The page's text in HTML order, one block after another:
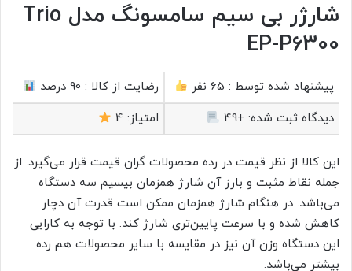
شارژر بی سیم سامسونگ مدل Trio
EP-P6300
پیشنهاد شده توسط : 65 نفر رضایت از کالا : 90 درصد
دیدگاه ثبت شده: +49 امتیاز: 4
این کالا از نظر قیمت در رده محصولات گران قیمت قرار می‌گیرد. از
جمله نقاط مثبت و بارز آن شارژ همزمان بیسیم سه دستگاه
می‌باشد. در هنگام شارژ همزمان ممکن است قدرت آن دچار
کاهش شده و با سرعت پایین‌تری شارژ کند. با توجه به کارایی
این دستگاه وزن آن نیز در مقایسه با سایر محصولات هم رده
بیشتر می‌باشد.